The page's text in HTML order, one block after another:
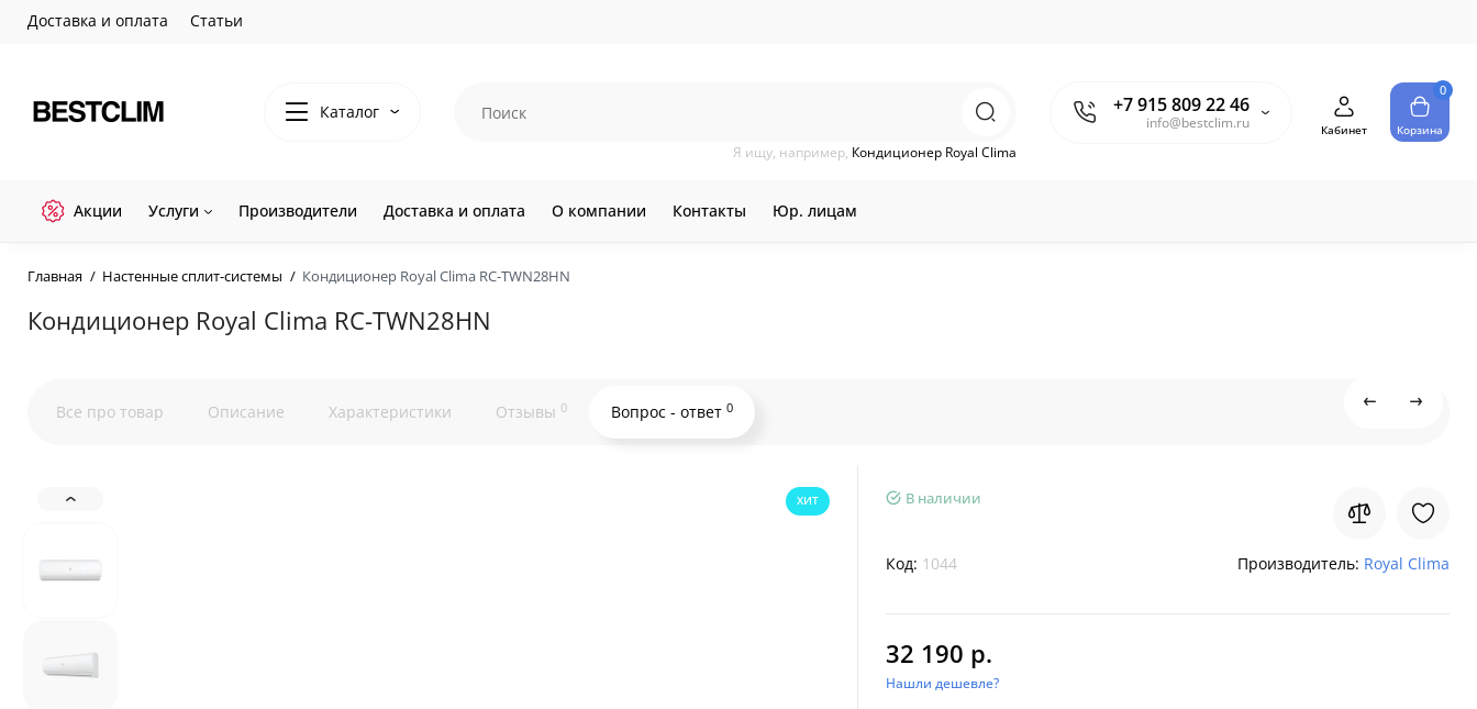
Доставка и оплата Статьи
Каталог +7 915 809 22 46
info@bestclim.ru
Я ищу, например, Кондиционер Royal Clima
Кабинет
0
Корзина
Акции Услуги Производители Доставка и оплата О компании Контакты Юр. лицам
Главная Настенные сплит-системы Кондиционер Royal Clima RC-TWN28HN
Кондиционер Royal Clima RC-TWN28HN
Все про товар Описание Характеристики Отзывы 0 Вопрос - ответ 0
ХИТ В наличии
Код: 1044 Производитель: Royal Clima
32 190 р.
Нашли дешевле?